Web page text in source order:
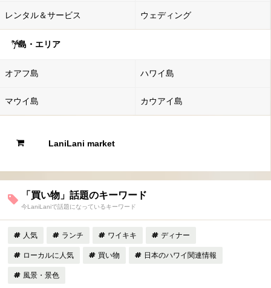
レンタル＆サービス ウェディング
島・エリア
オアフ島 ハワイ島
マウイ島 カウアイ島
LaniLani market
「買い物」話題のキーワード
今LaniLaniで話題になっているキーワード
人気 ランチ ワイキキ ディナー
ローカルに人気 買い物 日本のハワイ関連情報
風景・景色